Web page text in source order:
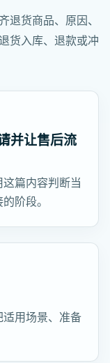
货商品、原因、
货入库、退款或冲
并让售后流
篇内容判断当
阶段。
用场景、准备